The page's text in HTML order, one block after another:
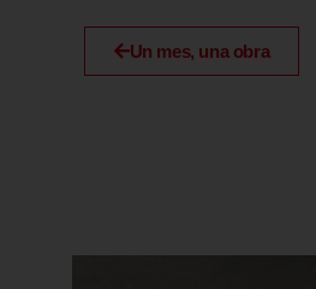
Un mes, una obra